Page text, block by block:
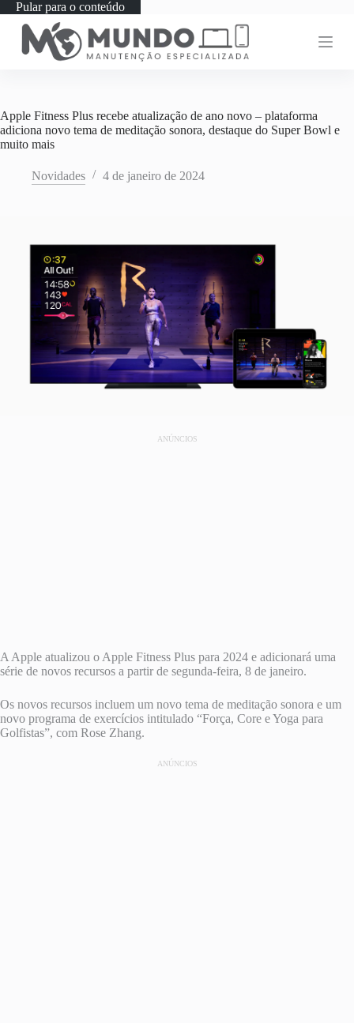
Pular para o conteúdo
Apple Fitness Plus recebe atualização de ano novo – plataforma
adiciona novo tema de meditação sonora, destaque do Super Bowl e
muito mais
Novidades 4 de janeiro de 2024
ANÚNCIOS
A Apple atualizou o Apple Fitness Plus para 2024 e adicionará uma
série de novos recursos a partir de segunda-feira, 8 de janeiro.
Os novos recursos incluem um novo tema de meditação sonora e um
novo programa de exercícios intitulado “Força, Core e Yoga para
Golfistas”, com Rose Zhang.
ANÚNCIOS